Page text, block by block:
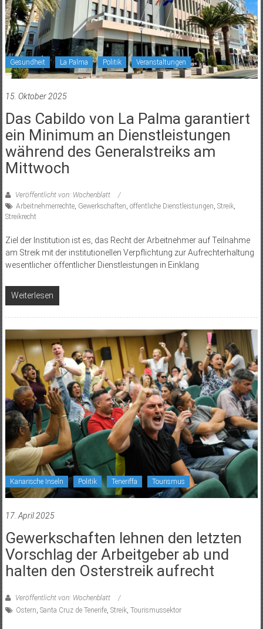
Gesundheit La Palma Politik Veranstaltungen
15. Oktober 2025
Das Cabildo von La Palma garantiert
ein Minimum an Dienstleistungen
während des Generalstreiks am
Mittwoch
Veröffentlicht von: Wochenblatt
Arbeitnehmerrechte, Gewerkschaften, öffentliche Dienstleistungen, Streik,
Streikrecht
Ziel der Institution ist es, das Recht der Arbeitnehmer auf Teilnahme
am Streik mit der institutionellen Verpflichtung zur Aufrechterhaltung
wesentlicher öffentlicher Dienstleistungen in Einklang
Weiterlesen
Kanarische Inseln Politik Teneriffa Tourismus
17. April 2025
Gewerkschaften lehnen den letzten
Vorschlag der Arbeitgeber ab und
halten den Osterstreik aufrecht
Veröffentlicht von: Wochenblatt
Ostern, Santa Cruz de Tenerife, Streik, Tourismussektor